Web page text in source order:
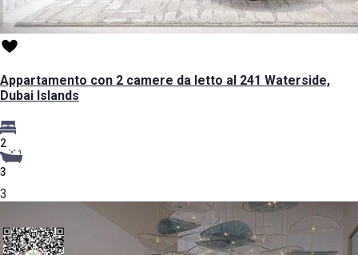
Appartamento con 2 camere da letto al 241 Waterside,
Dubai Islands
2
3
3